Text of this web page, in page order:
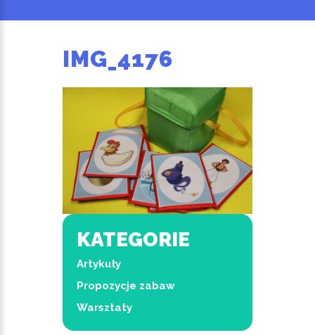
IMG_4176
KATEGORIE
Artykuły
Propozycje zabaw
Warsztaty